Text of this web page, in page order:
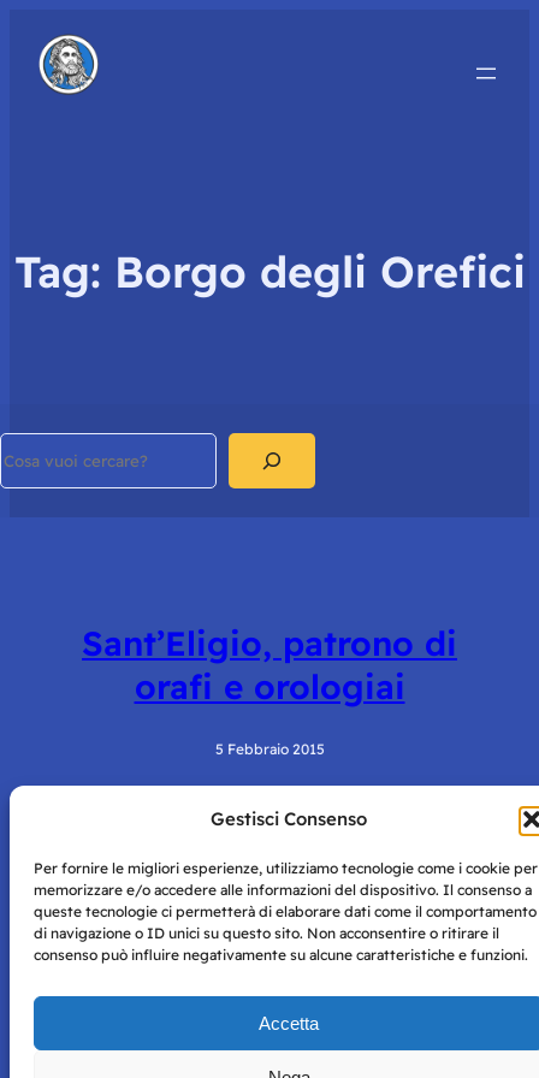
Gestisci Consenso
Per fornire le migliori esperienze, utilizziamo tecnologie come i cookie per
memorizzare e/o accedere alle informazioni del dispositivo. Il consenso a
queste tecnologie ci permetterà di elaborare dati come il comportamento
di navigazione o ID unici su questo sito. Non acconsentire o ritirare il
consenso può influire negativamente su alcune caratteristiche e funzioni.
Accetta
Tag: Borgo degli Orefici
Sant’Eligio, patrono di
orafi e orologiai
5 Febbraio 2015
Napoli con autorizzazione numero 38 del 25/9/2019.
Tutte le immagini e i contenuti su questo sito sono forniti